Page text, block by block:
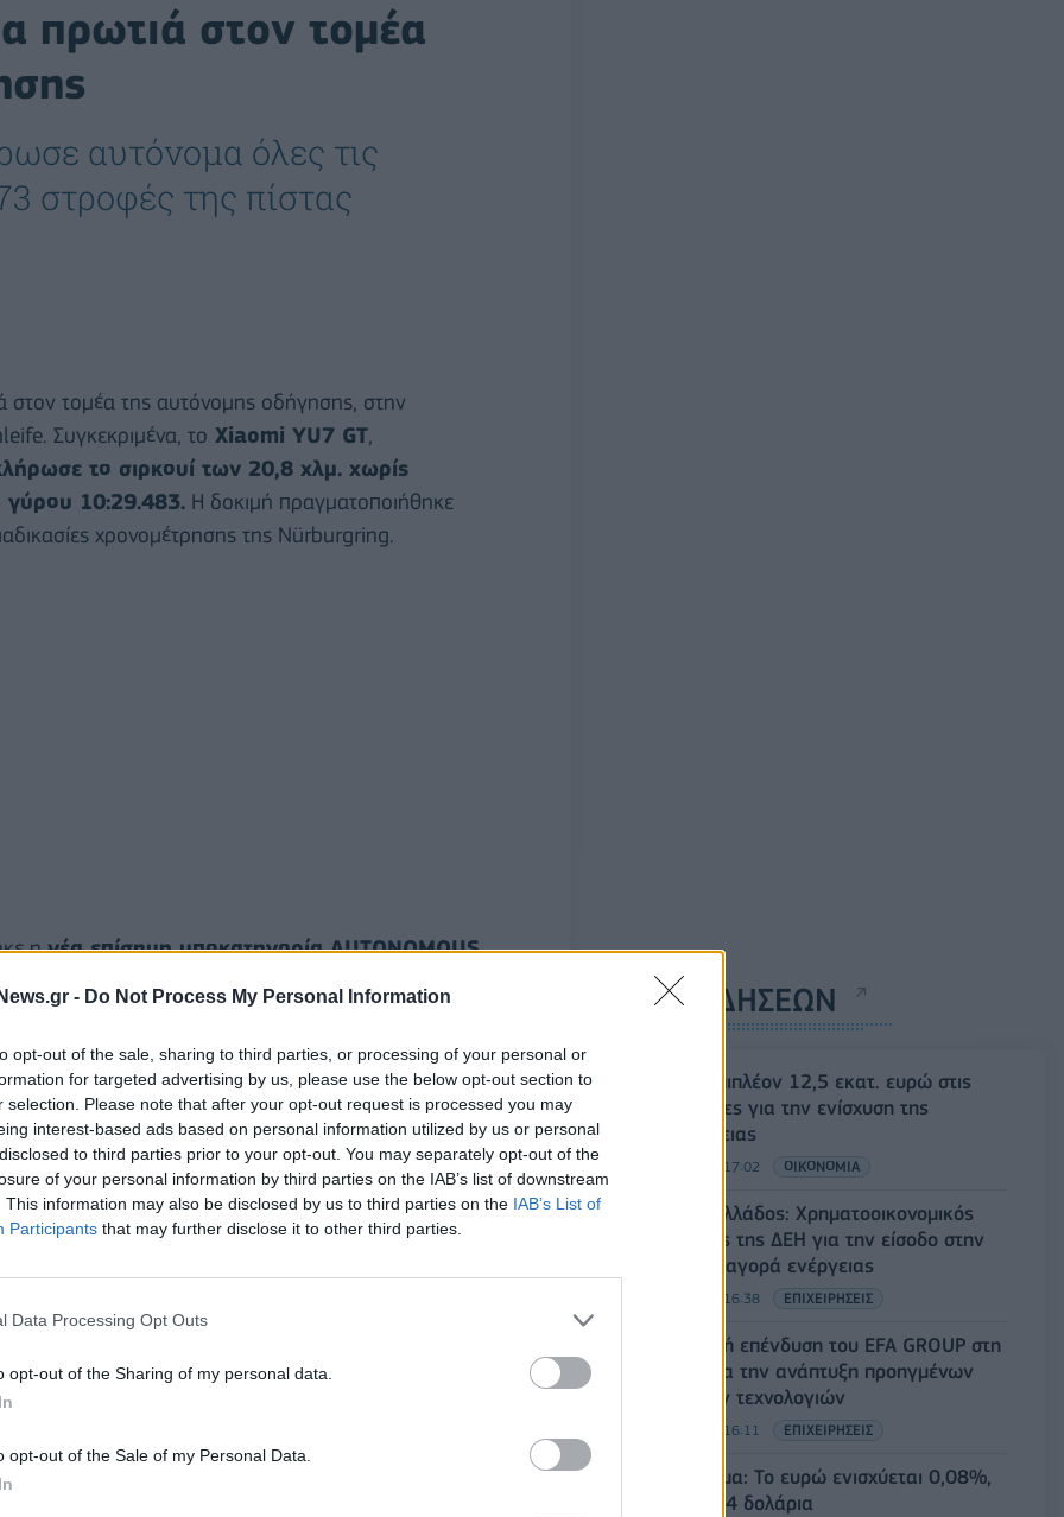
- Do Not Process My Personal Information
opt-out of the sale, sharing to third parties, or processing of your personal or
for targeted advertising by us, please use the below opt-out section to
selection. Please note that after your opt-out request is processed you may
interest-based ads based on personal information utilized by us or personal
to third parties prior to your opt-out. You may separately opt-out of the
of your personal information by third parties on the IAB’s list of downstream
This information may also be disclosed by us to third parties on the IAB’s List of
Participants that may further disclose it to other third parties.
Data Processing Opt Outs
opt-out of the Sharing of my personal data.
opt-out of the Sale of my Personal Data.
πρωτιά στον τομέα
αυτόνομα όλες τις
στροφές της πίστας
στον τομέα της αυτόνομης οδήγησης, στην
Συγκεκριμένα, το Xiaomi YU7 GT
το σιρκουί των 20,8 χλμ. χωρίς
γύρου 10:29.483. Η δοκιμή πραγματοποιήθηκε
χρονομέτρησης της Nürburgring.
ηνέα επίσημη υποκατηγορία AUTONOMOUS
ολοκλήρωσε αυτόνομα όλες τις οδηγικές
αντιμετωπίζοντας υψομετρικές
ένα ευρύ φάσμα σύνθετων και συνεχώς
διεθνώς ως μία από τις πιο
Nordschleife συνδυάζει τμήματα υψηλών
μεταβαλλόμενων επιπέδων πρόσφυσης με
και δεκαετίες, η πίστα αυτή αποτελεί σημείο
επιδόσεων των μηχανοκίνητων οχημάτων. Το
δυνατότητες του συστήματος
συνθήκες, αλλά αναδεικνύει και τις
της τεχνητής νοημοσύνης σε προηγμένες
ΡΟΗ ΕΙΔΗΣΕΩΝ
ΥΠΑΑΤ: Επιπλέον 12,5 εκατ. ευρώ στις
Περιφέρειες για την ενίσχυση της
βιοασφάλειας
07/08/2026 - 17:02 ΟΙΚΟΝΟΜΙΑ
Deloitte Ελλάδος: Χρηματοοικονομικός
σύμβουλος της ΔΕΗ για την είσοδο στην
πολωνική αγορά ενέργειας
07/08/2026 - 16:38 ΕΠΙΧΕΙΡΗΣΕΙΣ
Στρατηγική επένδυση του EFA GROUP στη
Fractal για την ανάπτυξη προηγμένων
αμυντικών τεχνολογιών
07/08/2026 - 16:11 ΕΠΙΧΕΙΡΗΣΕΙΣ
Συνάλλαγμα: Το ευρώ ενισχύεται 0,08%,
στα 1,1534 δολάρια